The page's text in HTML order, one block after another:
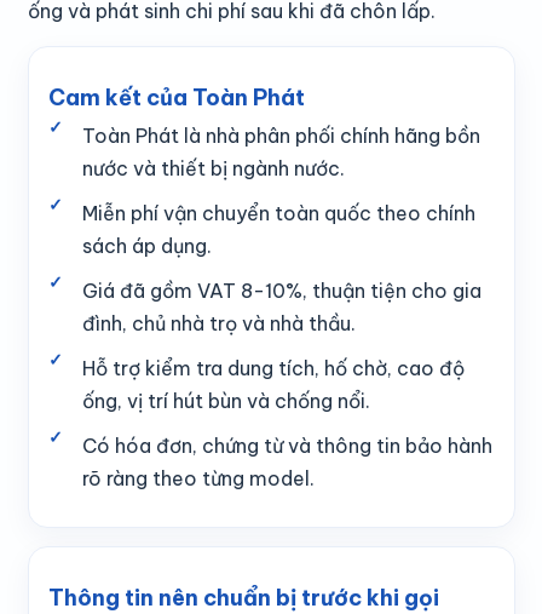
ống và phát sinh chi phí sau khi đã chôn lấp.
Cam kết của Toàn Phát
Toàn Phát là nhà phân phối chính hãng bồn
nước và thiết bị ngành nước.
Miễn phí vận chuyển toàn quốc theo chính
sách áp dụng.
Giá đã gồm VAT 8-10%, thuận tiện cho gia
đình, chủ nhà trọ và nhà thầu.
Hỗ trợ kiểm tra dung tích, hố chờ, cao độ
ống, vị trí hút bùn và chống nổi.
Có hóa đơn, chứng từ và thông tin bảo hành
rõ ràng theo từng model.
Thông tin nên chuẩn bị trước khi gọi